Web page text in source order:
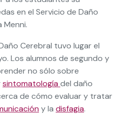
en el Servicio de Daño
Menni.
Cerebral tuvo lugar el
Los alumnos de segundo y
no sólo sobre
sintomatología del daño
de cómo evaluar y tratar
y la disfagia.